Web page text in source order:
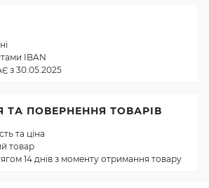
IBAN
з 30.05.2025
ТА ПОВЕРНЕННЯ ТОВАРІВ
та ціна
товар
14 днів з моменту отримання товару